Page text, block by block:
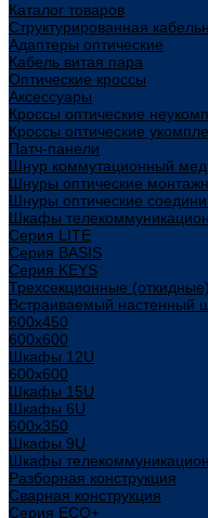
Каталог товаров
Структурированная
Адаптеры оптические
Кабель витая пара
Оптические кроссы
Аксессуары
Кроссы оптические
Кроссы оптические
Патч-панели
Шнур коммутационный
Шнуры оптические
Шнуры оптические
Шкафы
Cерия LITE
Cерия BASIS
Cерия KEYS
Трехсекционные
Встраиваемый настенный
600x450
600x600
Шкафы 12U
600x600
Шкафы 15U
Шкафы 6U
600x350
Шкафы 9U
Шкафы
Разборная конструкция
Сварная конструкция
Серия ECO+